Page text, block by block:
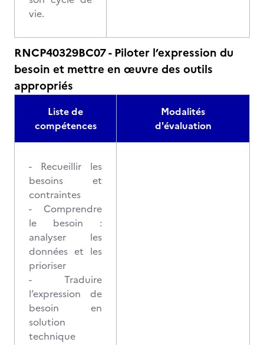
vie.
RNCP40329BC07 - Piloter l’expression du
besoin et mettre en œuvre des outils
appropriés
Liste de
compétences
Modalités
d'évaluation
- Recueillir les
besoins et
contraintes
- Comprendre
le besoin :
analyser les
données et les
prioriser
- Traduire
l’expression de
besoin en
solution
technique